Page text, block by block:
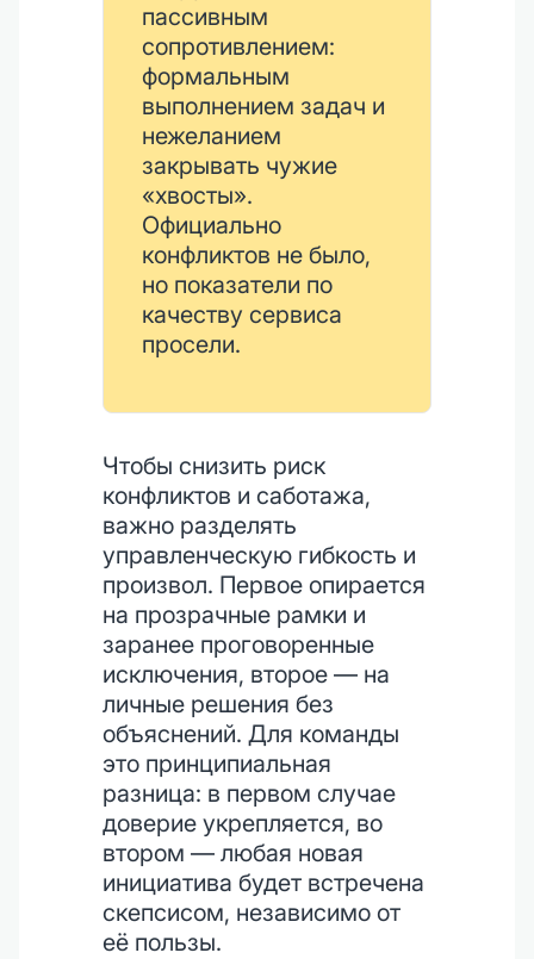
пассивным
сопротивлением:
формальным
выполнением задач и
нежеланием
закрывать чужие
«хвосты».
Официально
конфликтов не было,
но показатели по
качеству сервиса
просели.
Чтобы снизить риск
конфликтов и саботажа,
важно разделять
управленческую гибкость и
произвол. Первое опирается
на прозрачные рамки и
заранее проговоренные
исключения, второе — на
личные решения без
объяснений. Для команды
это принципиальная
разница: в первом случае
доверие укрепляется, во
втором — любая новая
инициатива будет встречена
скепсисом, независимо от
её пользы.